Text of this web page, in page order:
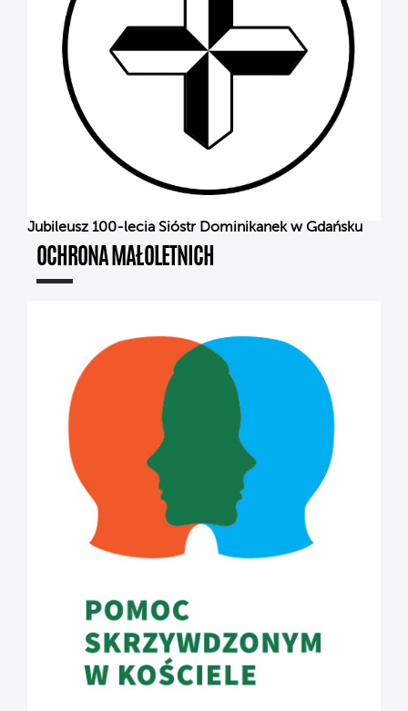
Jubileusz 100-lecia Sióstr Dominikanek w Gdańsku
OCHRONA MAŁOLETNICH